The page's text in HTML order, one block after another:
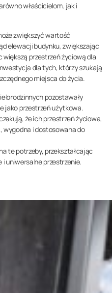
właścicielom, jak i
zwiększyć wartość
elewacji budynku, zwiększając
przestrzeń życiową dla
dla tych, którzy szukają
miejsca do życia.
pozostawały
jako przestrzeń użytkowa.
że ich przestrzeń życiowa,
wygodna i dostosowana do
te potrzeby, przekształcając
uniwersalne przestrzenie.